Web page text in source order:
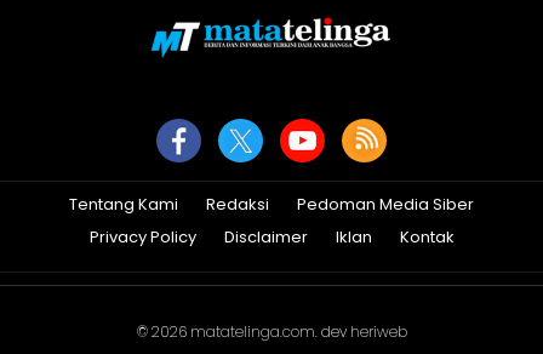
Tentang Kami Redaksi
Pedoman Media Siber
Privacy Policy
Disclaimer Iklan Kontak
© 2026 matatelinga.com. dev heriweb